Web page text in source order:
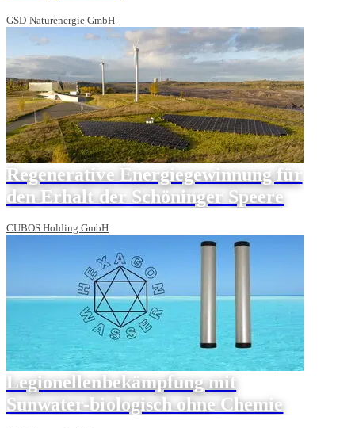
GSD-Naturenergie GmbH
Regenerative Energiegewinnung für
den Erhalt der Schöninger Speere
CUBOS Holding GmbH
Legionellenbekämpfung mit
Sunwater-biologisch ohne Chemie